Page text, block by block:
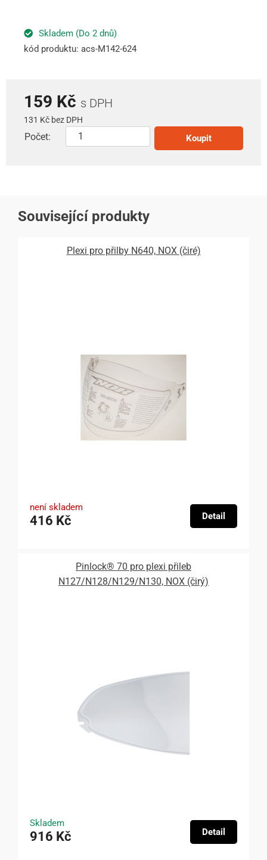
Skladem (Do 2 dnů)
kód produktu: acs-M142-624
159 Kč s DPH
131 Kč bez DPH
Počet: Koupit
Související produkty
Plexi pro přilby N640, NOX (čiré)
není skladem
416 Kč Detail
Pinlock® 70 pro plexi přileb
N127/N128/N129/N130, NOX (čirý)
Skladem
916 Kč Detail